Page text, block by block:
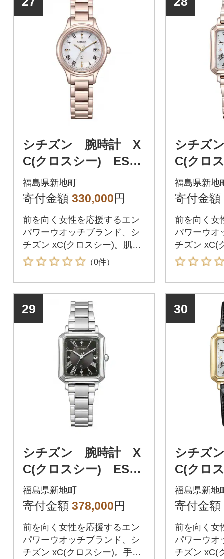
シチズン 腕時計 X
C(クロスシー) ES94
97-96A
福島県新地町
寄付金額 330,000円
前を向く女性を応援するエン
パワーウオッチブランド、シ
チズン xC(クロスシー)。肌を
美しくみせるサクラピンクが
上品に輝くhikari collection
（0件）
シチズ
C(クロ
06-62A
付き
福島県新地
寄付金額
前を向く女
パワーウオ
チズン xC(
collection
でバンドを
エア2WAY
29
シチズン 腕時計 X
C(クロスシー) ES95
00-69E 替えバンド
付き
福島県新地町
寄付金額 378,000円
前を向く女性を応援するエン
パワーウオッチブランド、シ
チズン xC(クロスシー)。手軽
30
シチズ
C(クロ
02-12A
付き
福島県新地
寄付金額
前を向く女
パワーウオ
チズン xC(